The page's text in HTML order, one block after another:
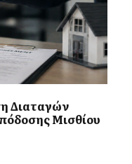
Διαταγών
Μισθίου